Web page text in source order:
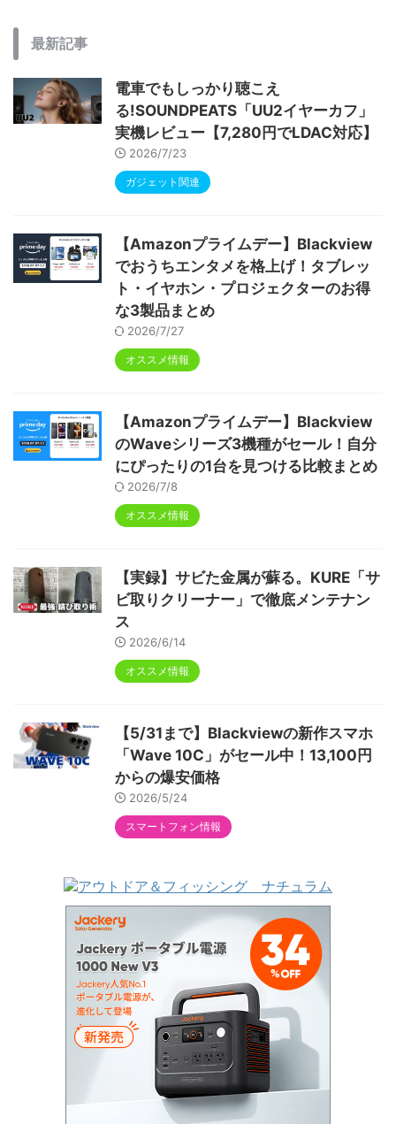
最新記事
電車でもしっかり聴こえ
る!SOUNDPEATS「UU2イヤーカフ」
実機レビュー【7,280円でLDAC対応】
2026/7/23
ガジェット関連
【Amazonプライムデー】Blackview
でおうちエンタメを格上げ！タブレッ
ト・イヤホン・プロジェクターのお得
な3製品まとめ
2026/7/27
オススメ情報
【Amazonプライムデー】Blackview
のWaveシリーズ3機種がセール！自分
にぴったりの1台を見つける比較まとめ
2026/7/8
オススメ情報
【実録】サビた金属が蘇る。KURE「サ
ビ取りクリーナー」で徹底メンテナン
ス
2026/6/14
オススメ情報
【5/31まで】Blackviewの新作スマホ
「Wave 10C」がセール中！13,100円
からの爆安価格
2026/5/24
スマートフォン情報